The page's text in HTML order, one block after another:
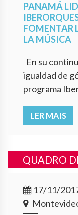
PANAMÁ
FOMENTAR
LA MÚSICA
En su
igualdad de
programa
LER MAIS
QUADRO
17/11/